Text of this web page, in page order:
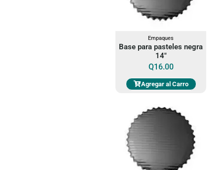
Empaques
Base para pasteles negra
14"
Q16.00
Agregar al Carro